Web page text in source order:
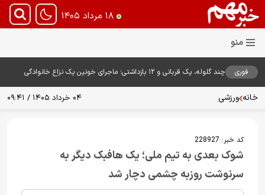
۱۸ مرداد ۱۴۰۵
فوری چند گلوله، یک قربانی و ۱۲ بازداشتی؛ ماجرای خونین یک نزاع خانوادگی
خانه ورزشی ۰۴ خرداد ۱۴۰۵ / ۰۹:۴۱
کد خبر: 228927
شوک بعدی به تیم ملی؛ یک هافبک دیگر به
سرنوشت روزبه چشمی دچار شد